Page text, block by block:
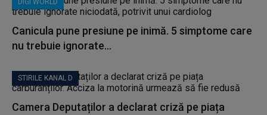
DIGI WORLD
Canicula pune presiune pe inimă. 5 simptome care
nu trebuie ignorate...
STIRILE KANAL D
Camera Deputaților a declarat criză pe piața